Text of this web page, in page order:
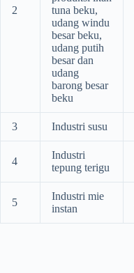
2
tuna beku,
udang windu
besar beku,
udang putih
besar dan
udang
barong besar
beku
3 Industri susu
4
Industri
tepung terigu
5
Industri mie
instan